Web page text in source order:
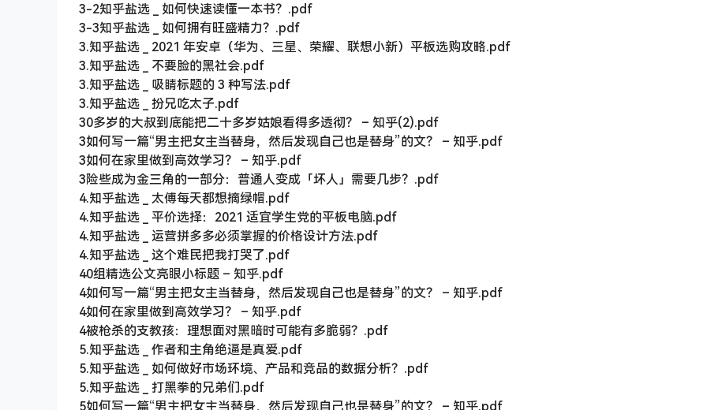
3-2知乎盐选 _ 如何快速读懂一本书？.pdf
3-3知乎盐选 _ 如何拥有旺盛精力？.pdf
3.知乎盐选 _ 2021 年安卓（华为、三星、荣耀、联想小新）平板选购攻略.pdf
3.知乎盐选 _ 不要脸的黑社会.pdf
3.知乎盐选 _ 吸睛标题的 3 种写法.pdf
3.知乎盐选 _ 扮兄吃太子.pdf
30多岁的大叔到底能把二十多岁姑娘看得多透彻？ – 知乎(2).pdf
3如何写一篇“男主把女主当替身，然后发现自己也是替身”的文？ – 知乎.pdf
3如何在家里做到高效学习？ – 知乎.pdf
3险些成为金三角的一部分：普通人变成「坏人」需要几步？.pdf
4.知乎盐选 _ 太傅每天都想摘绿帽.pdf
4.知乎盐选 _ 平价选择：2021 适宜学生党的平板电脑.pdf
4.知乎盐选 _ 运营拼多多必须掌握的价格设计方法.pdf
4.知乎盐选 _ 这个难民把我打哭了.pdf
40组精选公文亮眼小标题 – 知乎.pdf
4如何写一篇“男主把女主当替身，然后发现自己也是替身”的文？ – 知乎.pdf
4如何在家里做到高效学习？ – 知乎.pdf
4被枪杀的支教孩：理想面对黑暗时可能有多脆弱？.pdf
5.知乎盐选 _ 作者和主角绝逼是真爱.pdf
5.知乎盐选 _ 如何做好市场环境、产品和竞品的数据分析？.pdf
5.知乎盐选 _ 打黑拳的兄弟们.pdf
5如何写一篇“男主把女主当替身，然后发现自己也是替身”的文？ – 知乎.pdf